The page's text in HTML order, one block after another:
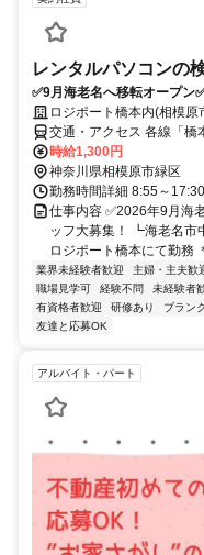
レンタルパソコンの
✅9月海老名へ移転オープン
ロジポート橋本内(相模
交通・アクセス 各線「橋
時給1,300円
神奈川県相模原市緑区
勤務時間詳細 8:55～
仕事内容 ✅2026年9月海
ッフ大募集！ ┗海老名市
ロジポート橋本にて勤務
業界未経験者歓迎 主婦・主夫歓
職場見学可
経験不問 未経験者
有資格者歓迎
研修あり ブラン
友達と応募OK
アルバイト・パート